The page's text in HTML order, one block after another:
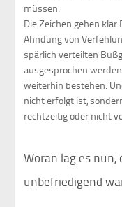
müssen.
Die Zeichen gehen
Ahndung von
spärlich verteilten
ausgesprochen
weiterhin bestehen.
nicht erfolgt ist,
rechtzeitig oder nicht
Woran lag es
unbefriedigend